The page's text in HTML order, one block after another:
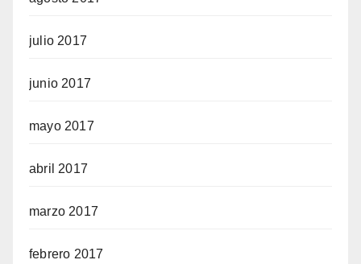
julio 2017
junio 2017
mayo 2017
abril 2017
marzo 2017
febrero 2017